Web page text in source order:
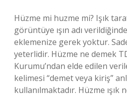
Hüzme mi huzme mi? Işık
görüntüye ışın adı
eklemenize gerek yoktur.
yeterlidir. Hüzme ne demek
Kurumu’ndan elde edilen
kelimesi “demet veya kiriş”
kullanılmaktadır. Hüzme ışık